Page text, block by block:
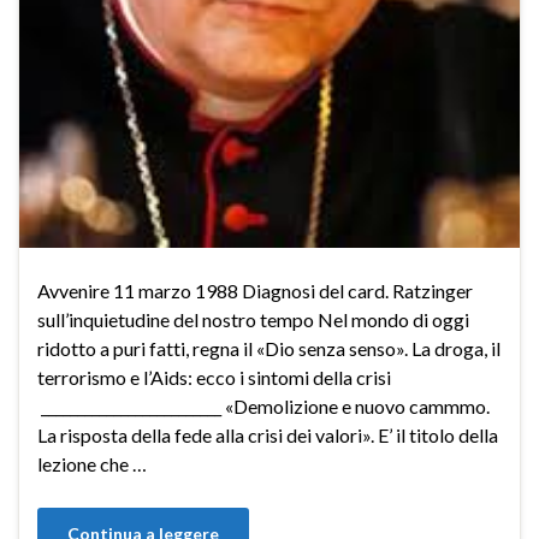
Avvenire 11 marzo 1988 Diagnosi del card. Ratzinger
sull’inquietudine del nostro tempo Nel mondo di oggi
ridotto a puri fatti, regna il «Dio senza senso». La droga, il
terrorismo e l’Aids: ecco i sintomi della crisi
_________________________ «Demolizione e nuovo cammmo.
La risposta della fede alla crisi dei valori». E’ il titolo della
lezione che …
Continua a leggere